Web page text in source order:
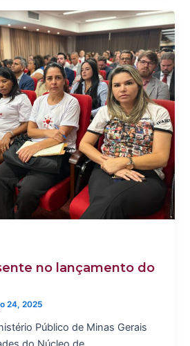
no lançamento do
24, 2025
Público de Minas Gerais